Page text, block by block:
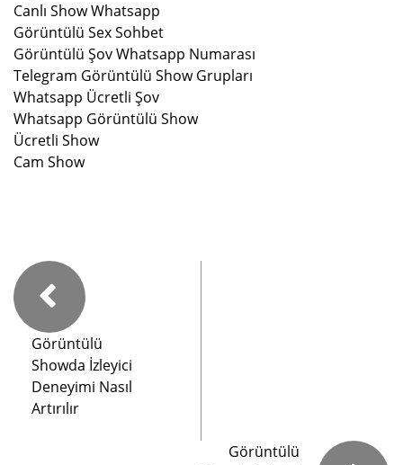
Canlı Show Whatsapp
Görüntülü Sex Sohbet
Görüntülü Şov Whatsapp Numarası
Telegram Görüntülü Show Grupları
Whatsapp Ücretli Şov
Whatsapp Görüntülü Show
Ücretli Show
Cam Show
Görüntülü
Showda İzleyici
Deneyimi Nasıl
Artırılır
Görüntülü